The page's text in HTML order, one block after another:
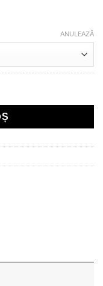
ANULEAZĂ